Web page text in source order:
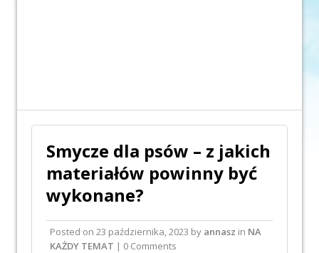
Smycze dla psów – z jakich
materiałów powinny być
wykonane?
Posted on 23 października, 2023 by annasz in NA
KAŻDY TEMAT | 0 Comments